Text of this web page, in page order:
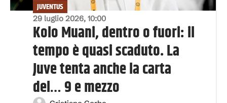
29 luglio 2026, 10:00
JUVENTUS
Kolo Muani, dentro o fuori: il
tempo è quasi scaduto. La
Juve tenta anche la carta
del… 9 e mezzo